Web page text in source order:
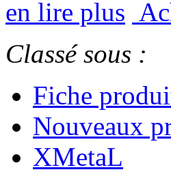
en lire plus
Classé sous :
Fiche
Nouveaux
XMetaL